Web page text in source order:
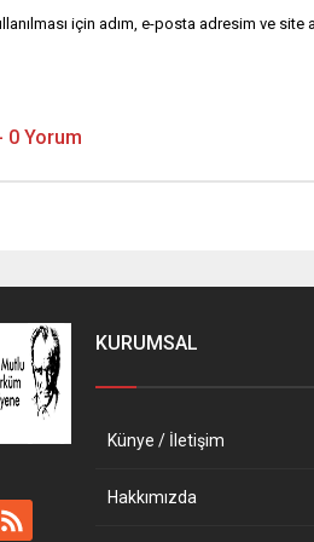
için adım, e-posta adresim ve site
0 Yorum
KURUMSAL
Künye / İletişim
Hakkımızda